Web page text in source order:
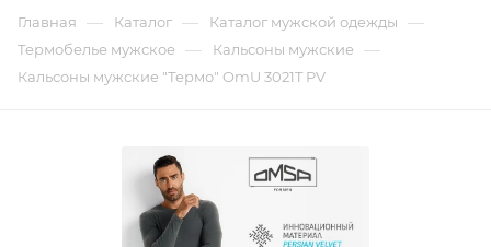
Главная — Каталог — Каталог мужской одежды —
Термобелье мужское — Кальсоны мужские —
Кальсоны мужские "Термо" OmU 3021T PV